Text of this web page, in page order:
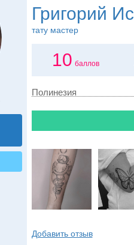
Григорий Ис
тату мастер
10 баллов
Полинезия
Добавить отзыв